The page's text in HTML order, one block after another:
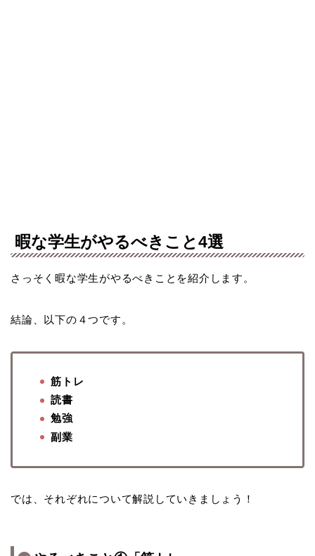
暇な学生がやるべきこと4選
さっそく暇な学生がやるべきことを紹介します。
結論、以下の４つです。
筋トレ
読書
勉強
副業
では、それぞれについて解説していきましょう！